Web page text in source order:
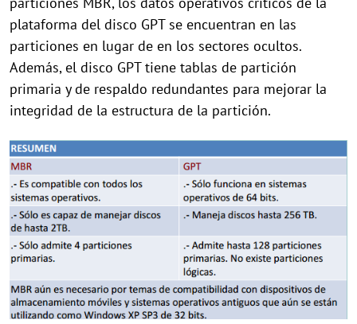
plataforma del disco GPT se encuentran en las
particiones en lugar de en los sectores ocultos.
Además, el disco GPT tiene tablas de partición
primaria y de respaldo redundantes para mejorar la
integridad de la estructura de la partición.